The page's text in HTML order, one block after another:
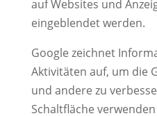
auf Websites und
eingeblendet werden.
Google zeichnet
Aktivitäten auf, um die
und andere zu
Schaltfläche